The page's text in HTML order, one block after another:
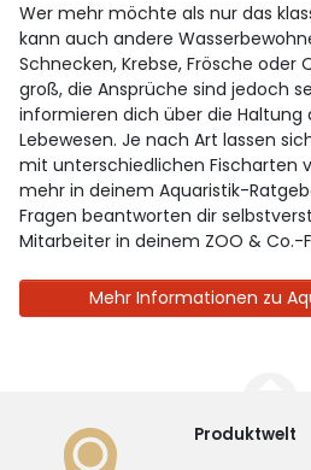
Wer mehr möchte als nur das
kann auch andere
Schnecken, Krebse, Frösche oder
groß, die Ansprüche sind jedoch
informieren dich über die Haltung
Lebewesen. Je nach Art lassen
mit unterschiedlichen Fischarten
mehr in deinem Aquaristik-
Fragen beantworten dir
Mitarbeiter in deinem ZOO & Co.-
Mehr Informationen zu
Produktwelt